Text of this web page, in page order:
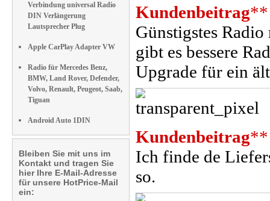
Verbindung universal Radio
DIN Verlängerung
Lautsprecher Plug
Apple CarPlay Adapter VW
Radio für Mercedes Benz,
BMW, Land Rover, Defender,
Volvo, Renault, Peugeot, Saab,
Tiguan
Android Auto 1DIN
Bleiben Sie mit uns im
Kontakt und tragen Sie
hier Ihre E-Mail-Adresse
für unsere HotPrice-Mail
ein:
Kundenbeitrag**
Günstigstes
gibt es bessere
Upgrade für ein
Kundenbeitrag**
Ich finde de
so.